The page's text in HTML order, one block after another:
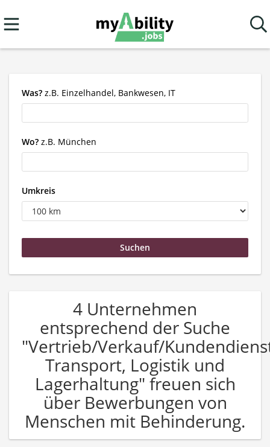
Was? z.B. Einzelhandel, Bankwesen, IT
Wo? z.B. München
Umkreis
4 Unternehmen
entsprechend der Suche
"Vertrieb/Verkauf/
Transport, Logistik und
Lagerhaltung" freuen sich
über Bewerbungen von
Menschen mit Behinderung.